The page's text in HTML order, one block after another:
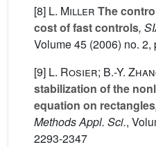
[8] L. Miller The
cost of fast controls,
Volume 45 (2006) no. 2,
[9] L. Rosier; B.-Y.
stabilization of the
equation on rectangles
Methods Appl. Sci.,
2293-2347